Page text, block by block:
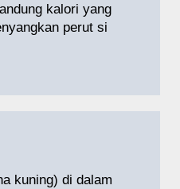
kalori yang
perut si
kuning) di dalam